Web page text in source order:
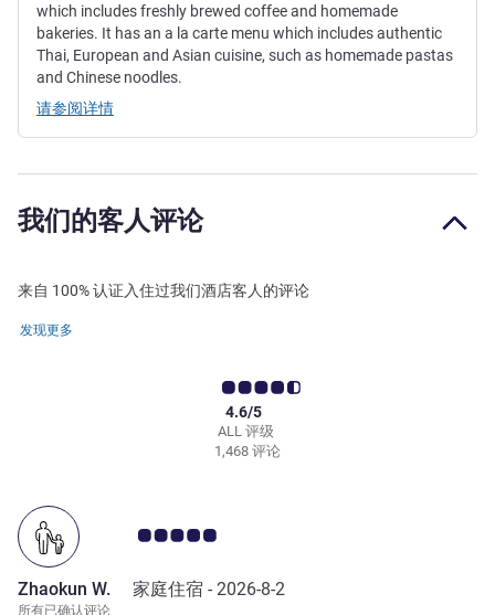
which includes freshly brewed coffee and homemade
bakeries. It has an a la carte menu which includes authentic
Thai, European and Asian cuisine, such as homemade pastas
and Chinese noodles.
请参阅详情
我们的客人评论
来自 100% 认证入住过我们酒店客人的评论
发现更多
ALL 评级
4.6/5
1,468 评论
客户意见评级 5.0/5
Zhaokun W. 家庭住宿 - 2026-8-2
所有已确认评论